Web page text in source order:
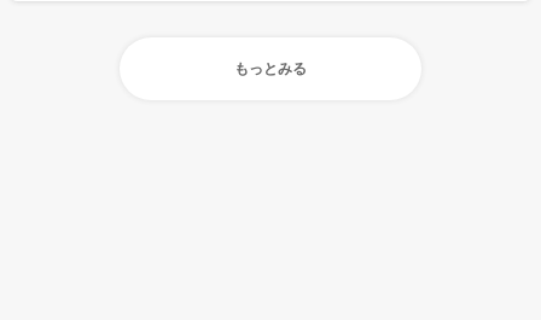
もっとみる